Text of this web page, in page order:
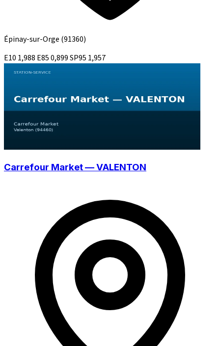
Épinay-sur-Orge (91360)
E10 1,988 E850,899SP95 1,957
Carrefour Market — VALENTON